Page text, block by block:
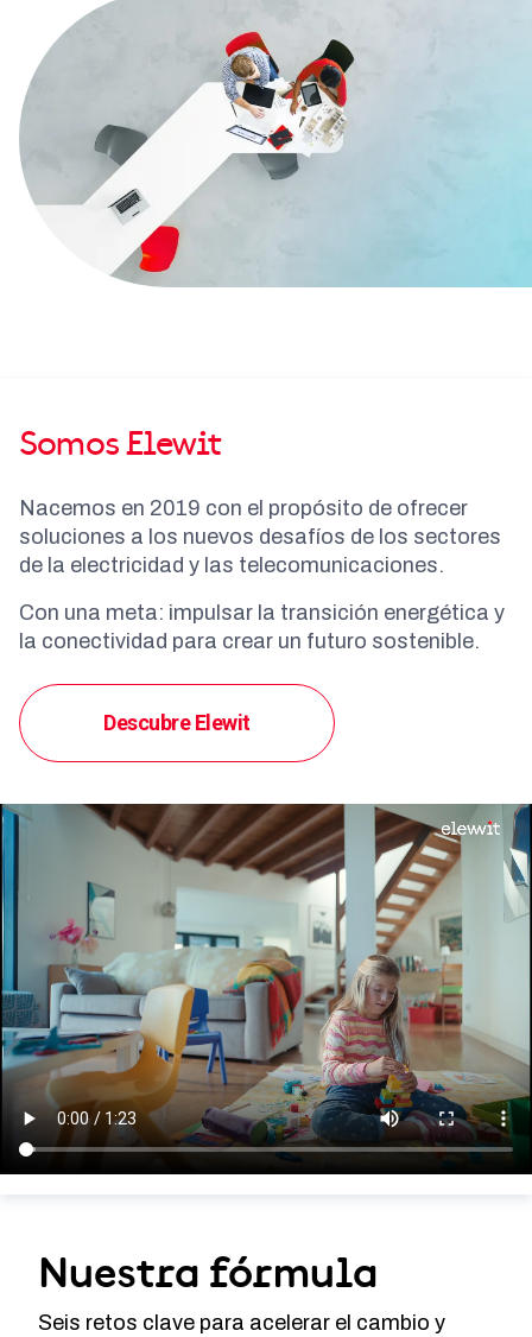
Somos Elewit
Nacemos en 2019 con el propósito de ofrecer
soluciones a los nuevos desafíos de los sectores
de la electricidad y las telecomunicaciones.
Con una meta: impulsar la transición energética y
la conectividad para crear un futuro sostenible.
Descubre Elewit
Nuestra fórmula
Seis retos clave para acelerar el cambio y